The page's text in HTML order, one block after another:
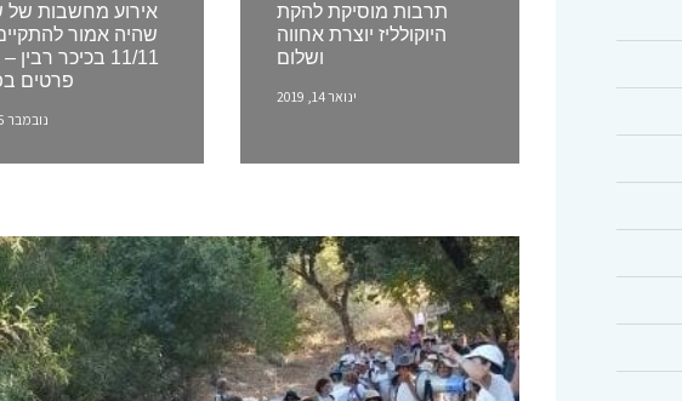
תרבות מוסיקת להקת
היוקולליז יוצרת אחווה
ושלום
ינואר 14, 2019
אירוע מחשבות של
שהיה אמור
11/11 בכיכר
פרטים
נובמבר 5, 2016